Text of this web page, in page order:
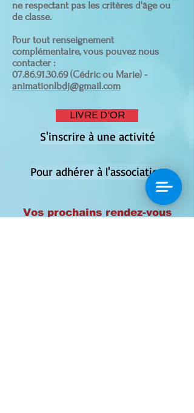
ne respectant pas les critères d'âge ou
de classe.
Pour tout renseignement
complémentaire, vous pouvez nous
contacter :
07.86.91.30.69 (Cédric ou Marie) -
animationlbdj@gmail.com
LIVRE D'OR
S'inscrire à une activité
Pour adhérer à l'association
Vos prochains rendez-vous